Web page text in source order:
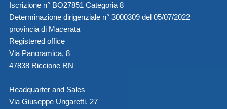
Iscrizione n° BO27851 Categoria 8
Determinazione dirigenziale n° 3000309 del 05/07/2022
provincia di Macerata
Registered office
Via Panoramica, 8
47838 Riccione RN
Headquarter and Sales
Via Giuseppe Ungaretti, 27